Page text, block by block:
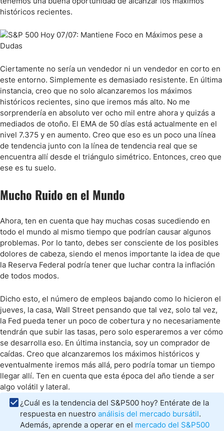
históricos recientes.
Ciertamente no sería un vendedor ni un vendedor en corto en
este entorno. Simplemente es demasiado resistente. En última
instancia, creo que no solo alcanzaremos los máximos
históricos recientes, sino que iremos más alto. No me
sorprendería en absoluto ver ocho mil entre ahora y quizás a
mediados de otoño. El EMA de 50 días está actualmente en el
nivel 7.375 y en aumento. Creo que eso es un poco una línea
de tendencia junto con la línea de tendencia real que se
encuentra allí desde el triángulo simétrico. Entonces, creo que
ese es tu suelo.
Mucho Ruido en el Mundo
Ahora, ten en cuenta que hay muchas cosas sucediendo en
todo el mundo al mismo tiempo que podrían causar algunos
problemas. Por lo tanto, debes ser consciente de los posibles
dolores de cabeza, siendo el menos importante la idea de que
la Reserva Federal podría tener que luchar contra la inflación
de todos modos.
Dicho esto, el número de empleos bajando como lo hicieron el
jueves, la casa, Wall Street pensando que tal vez, solo tal vez,
la Fed pueda tener un poco de cobertura y no necesariamente
tendrán que subir las tasas, pero solo esperaremos a ver cómo
se desarrolla eso. En última instancia, soy un comprador de
caídas. Creo que alcanzaremos los máximos históricos y
eventualmente iremos más allá, pero podría tomar un tiempo
llegar allí. Ten en cuenta que esta época del año tiende a ser
algo volátil y lateral.
¿Cuál es la tendencia del S&P500 hoy? Entérate de la
respuesta en nuestro análisis del mercado bursátil.
Además, aprende a operar en el mercado del S&P500